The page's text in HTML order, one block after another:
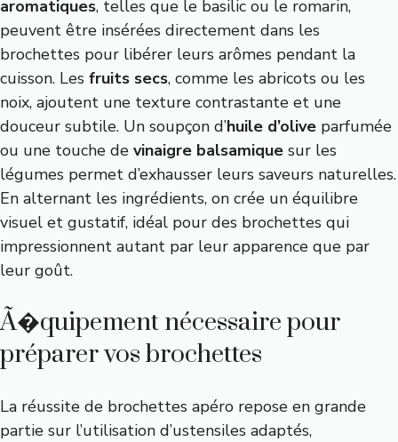
aromatiques, telles que le basilic ou le romarin,
peuvent être insérées directement dans les
brochettes pour libérer leurs arômes pendant la
cuisson. Les fruits secs, comme les abricots ou les
noix, ajoutent une texture contrastante et une
douceur subtile. Un soupçon d’huile d’olive parfumée
ou une touche de vinaigre balsamique sur les
légumes permet d’exhausser leurs saveurs naturelles.
En alternant les ingrédients, on crée un équilibre
visuel et gustatif, idéal pour des brochettes qui
impressionnent autant par leur apparence que par
leur goût.
Ã�quipement nécessaire pour
préparer vos brochettes
La réussite de brochettes apéro repose en grande
partie sur l’utilisation d’ustensiles adaptés,